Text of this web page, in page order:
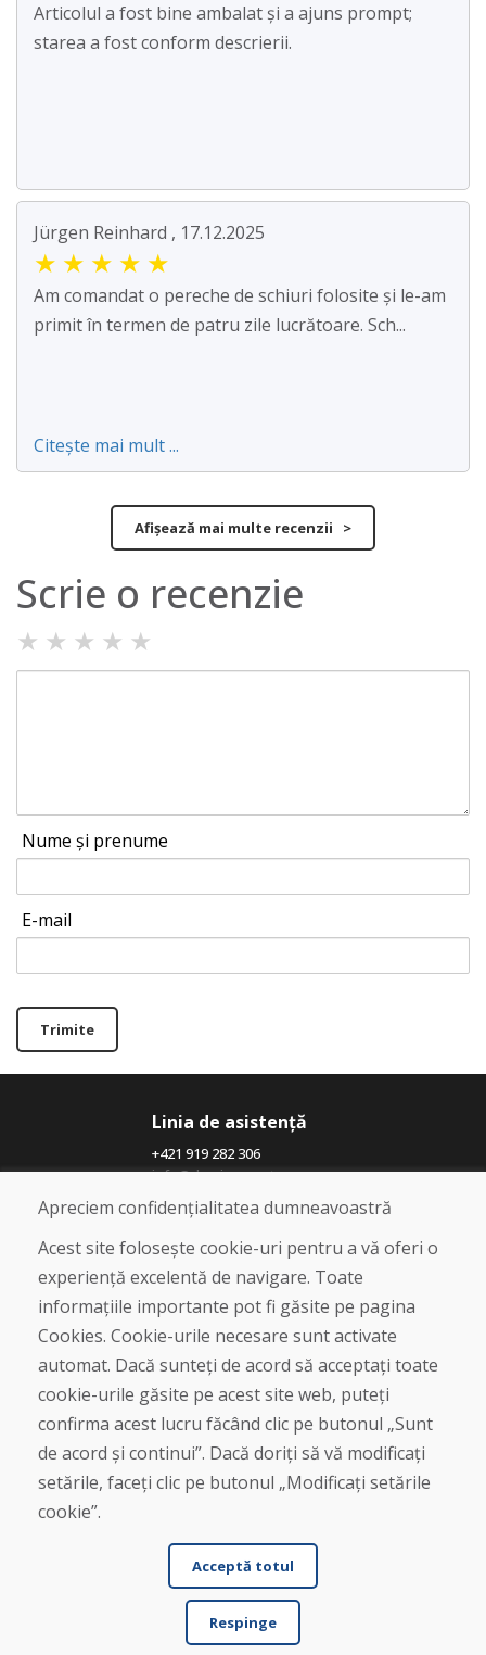
Articolul a fost bine ambalat și a ajuns prompt;
starea a fost conform descrierii.
Jürgen Reinhard , 17.12.2025
★ ★ ★ ★ ★
Am comandat o pereche de schiuri folosite și le-am
primit în termen de patru zile lucrătoare. Sch...
Citește mai mult ...
Afișează mai multe recenzii >
Scrie o recenzie
★ ★ ★ ★ ★
Nume și prenume
E-mail
Trimite
Linia de asistență
+421 919 282 306
info@domivosport.ro
Blog
Despre noi
Magazin
Contact
Cumpărare
Magazin online
Termeni și condiții de afaceri
Livrare și plată
Plângere
Cookies
Apreciem confidențialitatea dumneavoastră
Acest site folosește cookie-uri pentru a vă oferi o
experiență excelentă de navigare. Toate
informațiile importante pot fi găsite pe pagina
Cookies. Cookie-urile necesare sunt activate
automat. Dacă sunteți de acord să acceptați toate
cookie-urile găsite pe acest site web, puteți
confirma acest lucru făcând clic pe butonul „Sunt
de acord și continui”. Dacă doriți să vă modificați
setările, faceți clic pe butonul „Modificați setările
cookie”.
Acceptă totul
Respinge